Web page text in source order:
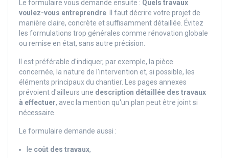
Le formulaire vous demande ensuite : Quels travaux
voulez-vous entreprendre . Il faut décrire votre projet de
manière claire, concrète et suffisamment détaillée. Évitez
les formulations trop générales comme rénovation globale
ou remise en état, sans autre précision.
Il est préférable d'indiquer, par exemple, la pièce
concernée, la nature de l'intervention et, si possible, les
éléments principaux du chantier. Les pages annexes
prévoient d'ailleurs une description détaillée des travaux
à effectuer, avec la mention qu'un plan peut être joint si
nécessaire.
Le formulaire demande aussi :
le coût des travaux,